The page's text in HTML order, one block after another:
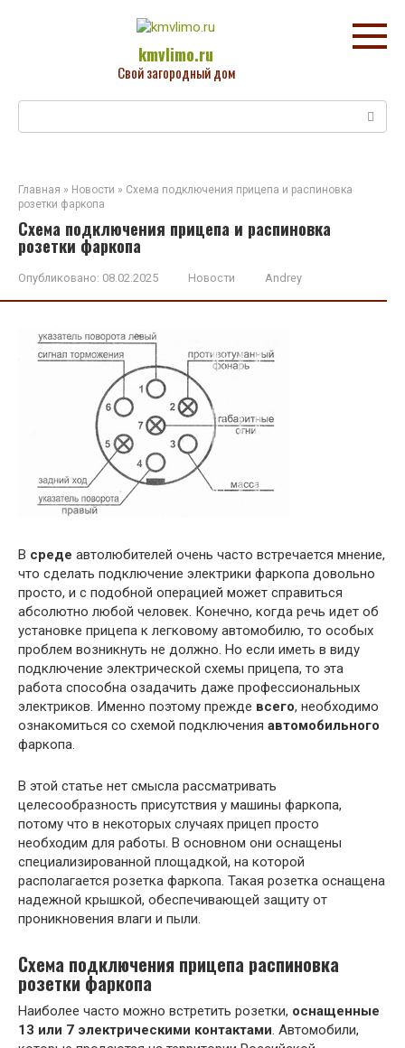
kmvlimo.ru
Свой загородный дом
Главная » Новости » Схема подключения прицепа и распиновка
розетки фаркопа
Схема подключения прицепа и распиновка
розетки фаркопа
Опубликовано: 08.02.2025 Новости Andrey
В среде автолюбителей очень часто встречается мнение,
что сделать подключение электрики фаркопа довольно
просто, и с подобной операцией может справиться
абсолютно любой человек. Конечно, когда речь идет об
установке прицепа к легковому автомобилю, то особых
проблем возникнуть не должно. Но если иметь в виду
подключение электрической схемы прицепа, то эта
работа способна озадачить даже профессиональных
электриков. Именно поэтому прежде всего, необходимо
ознакомиться со схемой подключения автомобильного
фаркопа.
В этой статье нет смысла рассматривать
целесообразность присутствия у машины фаркопа,
потому что в некоторых случаях прицеп просто
необходим для работы. В основном они оснащены
специализированной площадкой, на которой
располагается розетка фаркопа. Такая розетка оснащена
надежной крышкой, обеспечивающей защиту от
проникновения влаги и пыли.
Схема подключения прицепа распиновка
розетки фаркопа
Наиболее часто можно встретить розетки, оснащенные
13 или 7 электрическими контактами. Автомобили,